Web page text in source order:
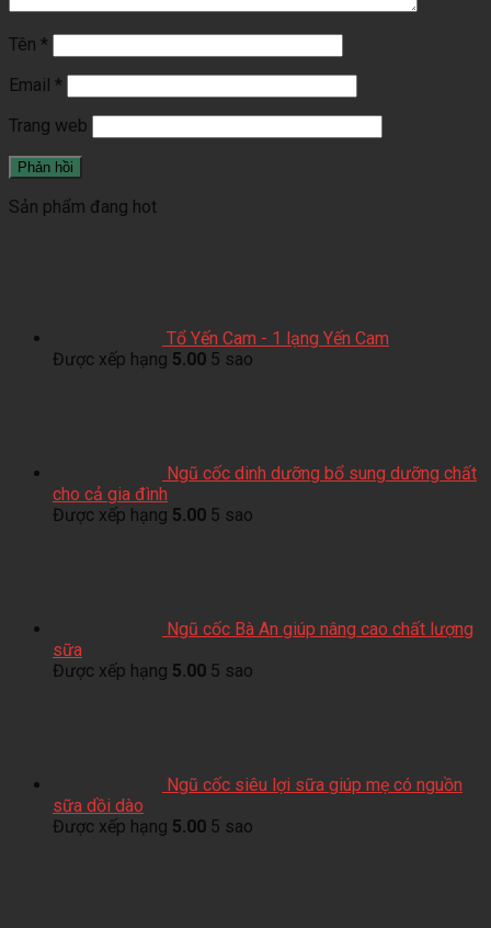
Tên *
Email *
Trang web
Sản phẩm đang hot
Tổ Yến Cam - 1 lạng Yến Cam
Được xếp hạng 5.00 5 sao
Ngũ cốc dinh dưỡng bổ sung dưỡng chất
cho cả gia đình
Được xếp hạng 5.00 5 sao
Ngũ cốc Bà An giúp nâng cao chất lượng
sữa
Được xếp hạng 5.00 5 sao
Ngũ cốc siêu lợi sữa giúp mẹ có nguồn
sữa dồi dào
Được xếp hạng 5.00 5 sao